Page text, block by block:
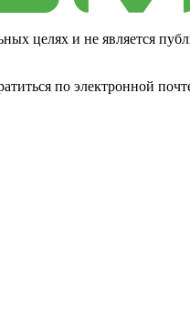
целях и не является
по электронной